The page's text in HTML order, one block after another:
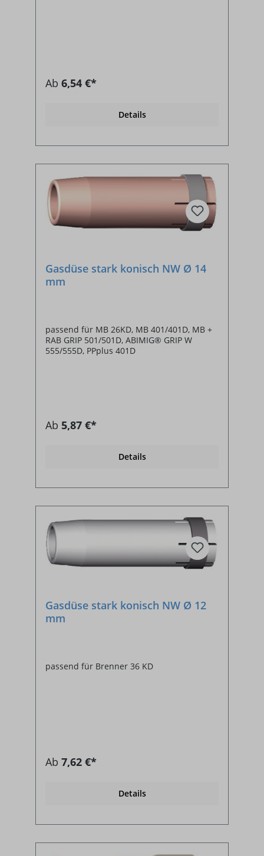
Ab 6,54 €*
Details
Gasdüse stark konisch NW Ø 14
mm
passend für MB 26KD, MB 401/401D, MB +
RAB GRIP 501/501D, ABIMIG® GRIP W
555/555D, PPplus 401D
Ab 5,87 €*
Details
Gasdüse stark konisch NW Ø 12
mm
passend für Brenner 36 KD
Ab 7,62 €*
Details